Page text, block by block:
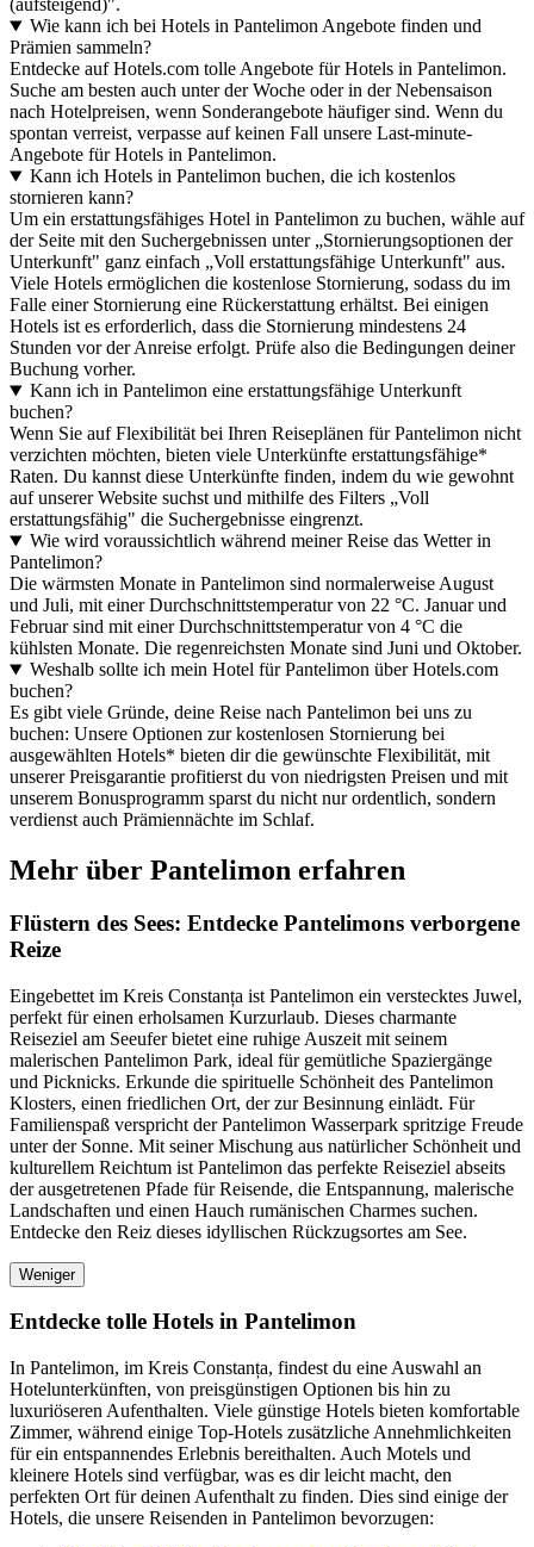
(aufsteigend)".
Wie kann ich bei Hotels in Pantelimon Angebote finden und
Prämien sammeln?
Entdecke auf Hotels.com tolle Angebote für Hotels in Pantelimon.
Suche am besten auch unter der Woche oder in der Nebensaison
nach Hotelpreisen, wenn Sonderangebote häufiger sind. Wenn du
spontan verreist, verpasse auf keinen Fall unsere Last-minute-
Angebote für Hotels in Pantelimon.
Kann ich Hotels in Pantelimon buchen, die ich kostenlos
stornieren kann?
Um ein erstattungsfähiges Hotel in Pantelimon zu buchen, wähle auf
der Seite mit den Suchergebnissen unter „Stornierungsoptionen der
Unterkunft" ganz einfach „Voll erstattungsfähige Unterkunft" aus.
Viele Hotels ermöglichen die kostenlose Stornierung, sodass du im
Falle einer Stornierung eine Rückerstattung erhältst. Bei einigen
Hotels ist es erforderlich, dass die Stornierung mindestens 24
Stunden vor der Anreise erfolgt. Prüfe also die Bedingungen deiner
Buchung vorher.
Kann ich in Pantelimon eine erstattungsfähige Unterkunft
buchen?
Wenn Sie auf Flexibilität bei Ihren Reiseplänen für Pantelimon nicht
verzichten möchten, bieten viele Unterkünfte erstattungsfähige*
Raten. Du kannst diese Unterkünfte finden, indem du wie gewohnt
auf unserer Website suchst und mithilfe des Filters „Voll
erstattungsfähig" die Suchergebnisse eingrenzt.
Wie wird voraussichtlich während meiner Reise das Wetter in
Pantelimon?
Die wärmsten Monate in Pantelimon sind normalerweise August
und Juli, mit einer Durchschnittstemperatur von 22 °C. Januar und
Februar sind mit einer Durchschnittstemperatur von 4 °C die
kühlsten Monate. Die regenreichsten Monate sind Juni und Oktober.
Weshalb sollte ich mein Hotel für Pantelimon über Hotels.com
buchen?
Es gibt viele Gründe, deine Reise nach Pantelimon bei uns zu
buchen: Unsere Optionen zur kostenlosen Stornierung bei
ausgewählten Hotels* bieten dir die gewünschte Flexibilität, mit
unserer Preisgarantie profitierst du von niedrigsten Preisen und mit
unserem Bonusprogramm sparst du nicht nur ordentlich, sondern
verdienst auch Prämiennächte im Schlaf.
Mehr über Pantelimon erfahren
Flüstern des Sees: Entdecke Pantelimons verborgene
Reize
Eingebettet im Kreis Constanța ist Pantelimon ein verstecktes Juwel,
perfekt für einen erholsamen Kurzurlaub. Dieses charmante
Reiseziel am Seeufer bietet eine ruhige Auszeit mit seinem
malerischen Pantelimon Park, ideal für gemütliche Spaziergänge
und Picknicks. Erkunde die spirituelle Schönheit des Pantelimon
Klosters, einen friedlichen Ort, der zur Besinnung einlädt. Für
Familienspaß verspricht der Pantelimon Wasserpark spritzige Freude
unter der Sonne. Mit seiner Mischung aus natürlicher Schönheit und
kulturellem Reichtum ist Pantelimon das perfekte Reiseziel abseits
der ausgetretenen Pfade für Reisende, die Entspannung, malerische
Landschaften und einen Hauch rumänischen Charmes suchen.
Entdecke den Reiz dieses idyllischen Rückzugsortes am See.
Weniger
Entdecke tolle Hotels in Pantelimon
In Pantelimon, im Kreis Constanța, findest du eine Auswahl an
Hotelunterkünften, von preisgünstigen Optionen bis hin zu
luxuriöseren Aufenthalten. Viele günstige Hotels bieten komfortable
Zimmer, während einige Top-Hotels zusätzliche Annehmlichkeiten
für ein entspannendes Erlebnis bereithalten. Auch Motels und
kleinere Hotels sind verfügbar, was es dir leicht macht, den
perfekten Ort für deinen Aufenthalt zu finden. Dies sind einige der
Hotels, die unsere Reisenden in Pantelimon bevorzugen: